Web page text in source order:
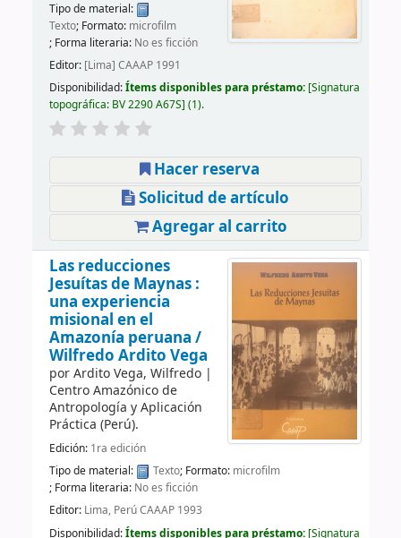
Tipo de material:
Texto; Formato: microfilm
; Forma literaria: No es ficción
Editor: [Lima] CAAAP 1991
Disponibilidad:Ítems disponibles para préstamo: Signatura
topográfica: BV 2290 A67S (1).
Hacer reserva
Solicitud de artículo
Agregar al carrito
Las reducciones
Jesuítas de Maynas :
una experiencia
misional en el
Amazonía peruana /
Wilfredo Ardito Vega
porArdito Vega, Wilfredo|
Centro Amazónico de
Antropología y Aplicación
Práctica (Perú).
Edición: 1ra edición
Tipo de material:
Texto; Formato: microfilm
; Forma literaria: No es ficción
Editor: Lima, Perú CAAAP 1993
Disponibilidad:Ítems disponibles para préstamo: Signatura